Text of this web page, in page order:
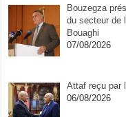
Bouzegza
du secteur de
Bouaghi
07/08/2026
Attaf reçu par
06/08/2026